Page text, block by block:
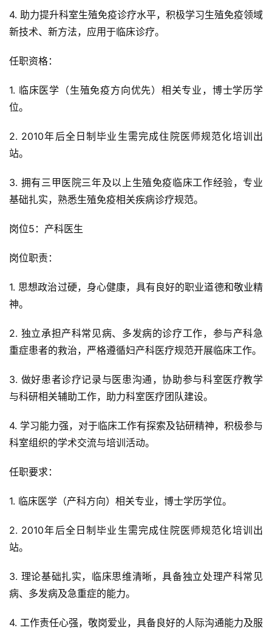
4. 助力提升科室生殖免疫诊疗水平，积极学习生殖免疫领域
新技术、新方法，应用于临床诊疗。
任职资格：
1. 临床医学（生殖免疫方向优先）相关专业，博士学历学
位。
2. 2010年后全日制毕业生需完成住院医师规范化培训出
站。
3. 拥有三甲医院三年及以上生殖免疫临床工作经验，专业
基础扎实，熟悉生殖免疫相关疾病诊疗规范。
岗位5：产科医生
岗位职责：
1. 思想政治过硬，身心健康，具有良好的职业道德和敬业精
神。
2. 独立承担产科常见病、多发病的诊疗工作，参与产科急
重症患者的救治，严格遵循妇产科医疗规范开展临床工作。
3. 做好患者诊疗记录与医患沟通，协助参与科室医疗教学
与科研相关辅助工作，助力科室医疗团队建设。
4. 学习能力强，对于临床工作有探索及钻研精神，积极参与
科室组织的学术交流与培训活动。
任职要求：
1. 临床医学（产科方向）相关专业，博士学历学位。
2. 2010年后全日制毕业生需完成住院医师规范化培训出
站。
3. 理论基础扎实，临床思维清晰，具备独立处理产科常见
病、多发病及急重症的能力。
4. 工作责任心强，敬岗爱业，具备良好的人际沟通能力及服